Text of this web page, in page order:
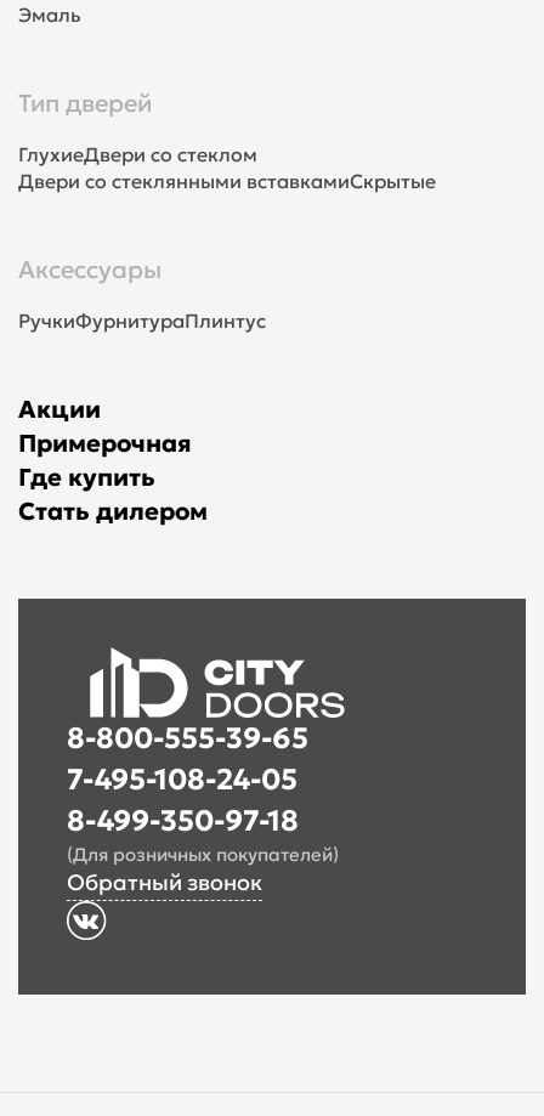
Эмаль
Тип дверей
ГлухиеДвери со стеклом
Двери со стеклянными вставкамиСкрытые
Аксессуары
РучкиФурнитураПлинтус
Акции
Примерочная
Где купить
Стать дилером
8-800-555-39-65
7-495-108-24-05
8-499-350-97-18
(Для розничных покупателей)
Обратный звонок